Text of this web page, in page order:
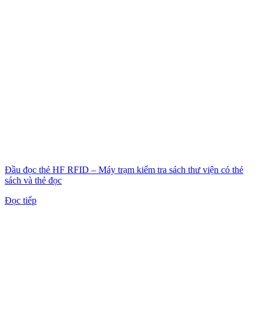
Đầu đọc thẻ HF RFID – Máy trạm kiểm tra sách thư viện có thẻ
sách và thẻ đọc
Đọc tiếp